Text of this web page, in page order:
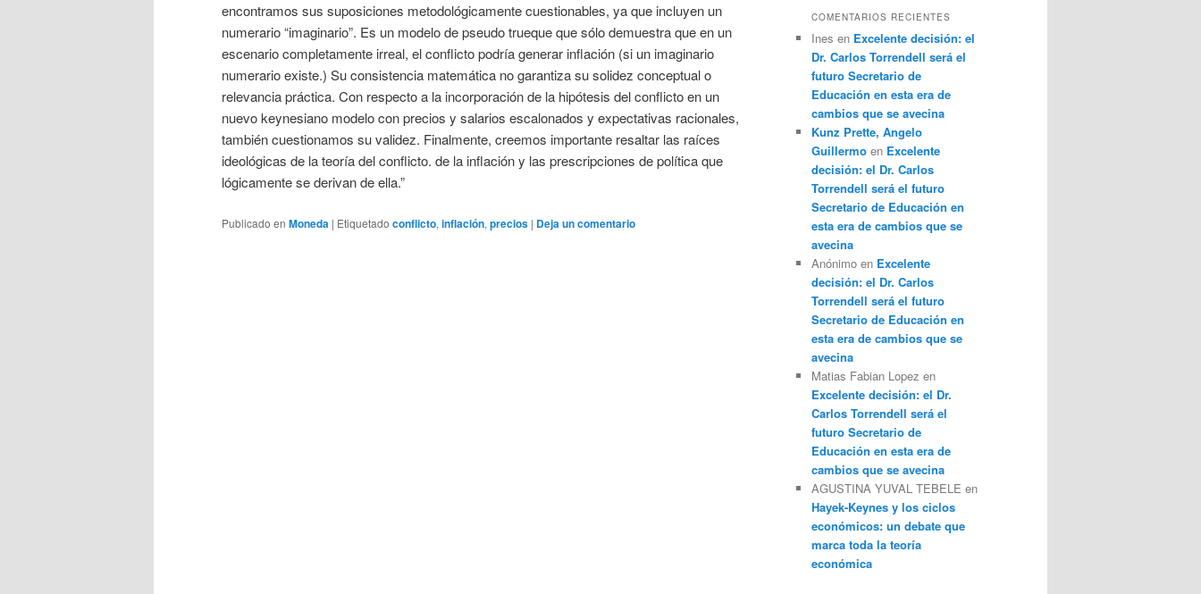
encontramos sus suposiciones metodológicamente cuestionables, ya que incluyen un
numerario “imaginario”. Es un modelo de pseudo trueque que sólo demuestra que en un
escenario completamente irreal, el conflicto podría generar inflación (si un imaginario
numerario existe.) Su consistencia matemática no garantiza su solidez conceptual o
relevancia práctica. Con respecto a la incorporación de la hipótesis del conflicto en un
nuevo keynesiano modelo con precios y salarios escalonados y expectativas racionales,
también cuestionamos su validez. Finalmente, creemos importante resaltar las raíces
ideológicas de la teoría del conflicto. de la inflación y las prescripciones de política que
lógicamente se derivan de ella.”
Publicado en Moneda | Etiquetado conflicto, inflación, precios | Deja un comentario
COMENTARIOS RECIENTES
Ines en Excelente decisión: el
Dr. Carlos Torrendell será el
futuro Secretario de
Educación en esta era de
cambios que se avecina
Kunz Prette, Angelo
Guillermo en Excelente
decisión: el Dr. Carlos
Torrendell será el futuro
Secretario de Educación en
esta era de cambios que se
avecina
Anónimo en Excelente
decisión: el Dr. Carlos
Torrendell será el futuro
Secretario de Educación en
esta era de cambios que se
avecina
Matias Fabian Lopez en
Excelente decisión: el Dr.
Carlos Torrendell será el
futuro Secretario de
Educación en esta era de
cambios que se avecina
AGUSTINA YUVAL TEBELE en
Hayek-Keynes y los ciclos
económicos: un debate que
marca toda la teoría
económica